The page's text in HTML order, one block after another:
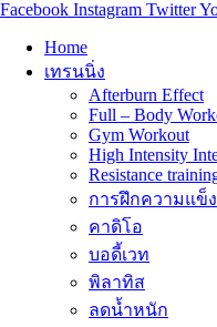
Facebook Instagram Twitter
Home
เทรนนิ่ง
Afterburn Effect
Full – Body
Gym Workout
High Intensity
Resistance
การฝึกความแข็
คาดิโอ
บอดี้เวท
พิลาทิส
ลดน้ำหนัก